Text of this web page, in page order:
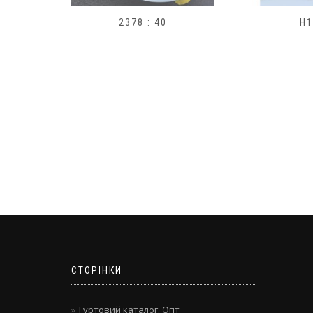
2378 : 40 H1
СТОРІНКИ
Гуртовий каталог. Опт